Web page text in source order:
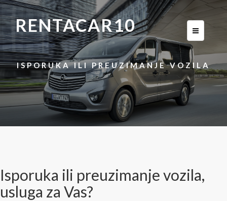
RENTACAR10
ISPORUKA ILI PREUZIMANJE VOZILA
Isporuka ili preuzimanje vozila,
usluga za Vas?